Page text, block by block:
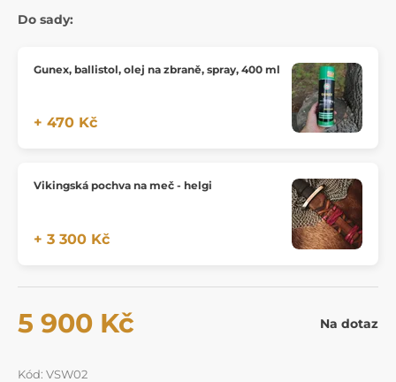
Do sady:
Gunex, ballistol, olej na zbraně, spray, 400 ml
+ 470 Kč
Vikingská pochva na meč - helgi
+ 3 300 Kč
5 900 Kč Na dotaz
Kód: VSW02